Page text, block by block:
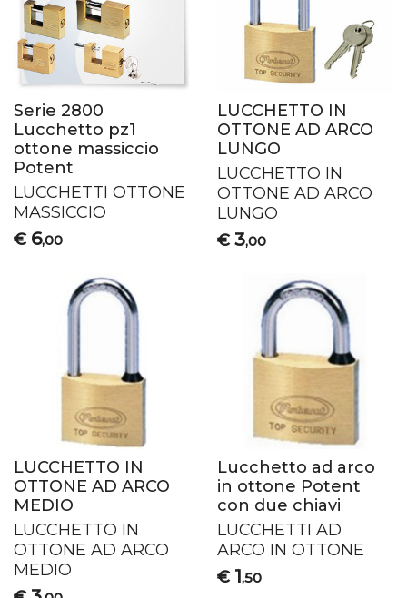
Serie 2800
Lucchetto pz1
ottone massiccio
Potent
LUCCHETTI OTTONE
MASSICCIO
€ 6,00
LUCCHETTO IN
OTTONE AD ARCO
LUNGO
LUCCHETTO IN
OTTONE AD ARCO
LUNGO
€ 3,00
LUCCHETTO IN
OTTONE AD ARCO
MEDIO
LUCCHETTO IN
OTTONE ADARCO
MEDIO
Lucchetto ad arco
in ottone Potent
con due chiavi
LUCCHETTI AD
ARCO IN OTTONE
€ 1,50